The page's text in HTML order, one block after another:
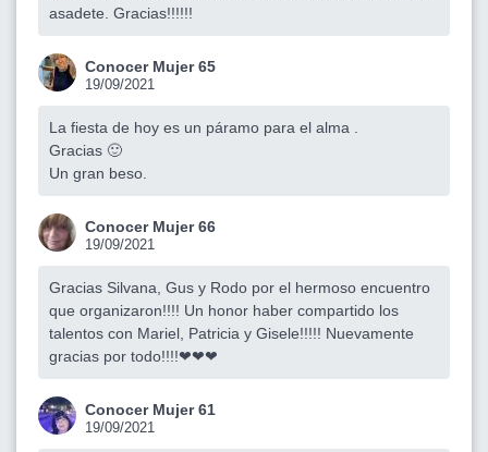
asadete. Gracias!!!!!!
Conocer Mujer 65
19/09/2021
La fiesta de hoy es un páramo para el alma .
Gracias 🙂
Un gran beso.
Conocer Mujer 66
19/09/2021
Gracias Silvana, Gus y Rodo por el hermoso encuentro
que organizaron!!!! Un honor haber compartido los
talentos con Mariel, Patricia y Gisele!!!!! Nuevamente
gracias por todo!!!!❤❤❤
Conocer Mujer 61
19/09/2021